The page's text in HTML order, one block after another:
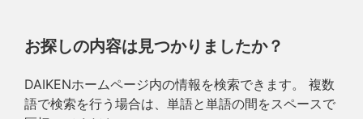
お探しの内容は見つかりましたか？
DAIKENホームページ内の情報を検索できます。 複数
語で検索を行う場合は、単語と単語の間をスペースで